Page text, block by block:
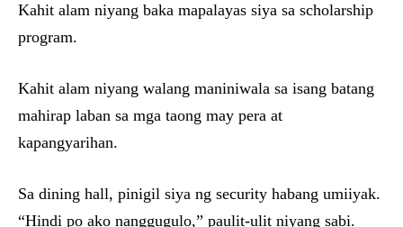
Kahit alam niyang baka mapalayas siya sa scholarship
program.
Kahit alam niyang walang maniniwala sa isang batang
mahirap laban sa mga taong may pera at
kapangyarihan.
Sa dining hall, pinigil siya ng security habang umiiyak.
“Hindi po ako nanggugulo,” paulit-ulit niyang sabi.